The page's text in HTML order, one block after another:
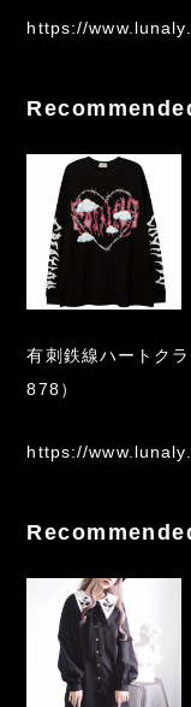
https://
有刺鉄線ハートク
878）
https://